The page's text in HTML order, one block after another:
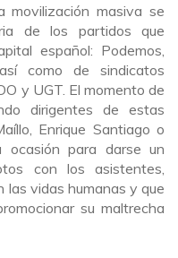
movilización masiva se
de los partidos que
español: Podemos,
como de sindicatos
y UGT. El momento de
dirigentes de estas
Enrique Santiago o
ocasión para darse un
con los asistentes,
las vidas humanas y que
su maltrecha